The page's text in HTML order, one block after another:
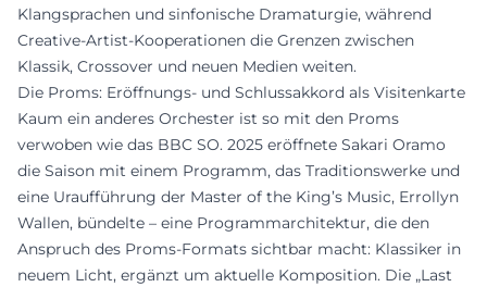
Klangsprachen und sinfonische Dramaturgie, während
Creative-Artist-Kooperationen die Grenzen zwischen
Klassik, Crossover und neuen Medien weiten.
Die Proms: Eröffnungs- und Schlussakkord als Visitenkarte
Kaum ein anderes Orchester ist so mit den Proms
verwoben wie das BBC SO. 2025 eröffnete Sakari Oramo
die Saison mit einem Programm, das Traditionswerke und
eine Uraufführung der Master of the King’s Music, Errollyn
Wallen, bündelte – eine Programmarchitektur, die den
Anspruch des Proms-Formats sichtbar macht: Klassiker in
neuem Licht, ergänzt um aktuelle Komposition. Die „Last